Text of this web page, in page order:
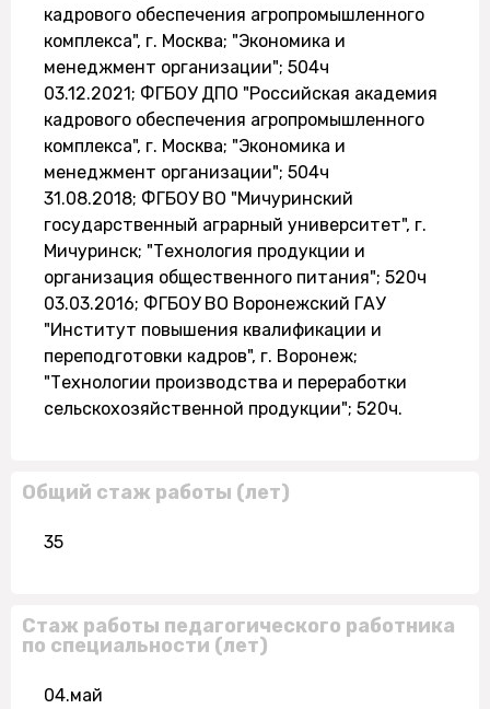
кадрового обеспечения агропромышленного
комплекса", г. Москва; "Экономика и
менеджмент организации"; 504ч
03.12.2021; ФГБОУ ДПО "Российская академия
кадрового обеспечения агропромышленного
комплекса", г. Москва; "Экономика и
менеджмент организации"; 504ч
31.08.2018; ФГБОУ ВО "Мичуринский
государственный аграрный университет", г.
Мичуринск; "Технология продукции и
организация общественного питания"; 520ч
03.03.2016; ФГБОУ ВО Воронежский ГАУ
"Институт повышения квалификации и
переподготовки кадров", г. Воронеж;
"Технологии производства и переработки
сельскохозяйственной продукции"; 520ч.
Общий стаж работы (лет)
35
Стаж работы педагогического работника
по специальности (лет)
04.май